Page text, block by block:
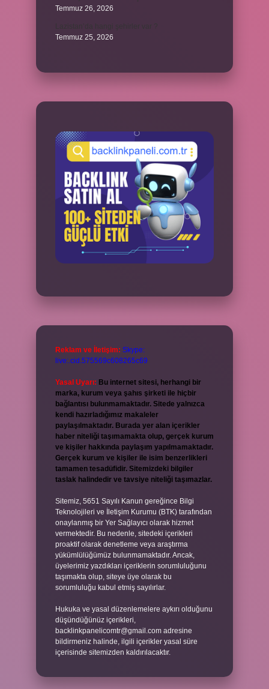
Temmuz 26, 2026
Temmuz 25, 2026
Reklam ve İletişim: Skype:
live:.cid.575569c608265c69
Yasal Uyarı: Bu internet sitesi, herhangi bir
marka, kurum veya şahıs şirketi ile hiçbir
bağlantısı bulunmamaktadır. Sitede yalnızca
kendi hazırladığımız makaleler
paylaşılmaktadır. Burada yer alan içerikler
haber niteliği taşımamakta olup, gerçek kurum
ve kişiler hakkında paylaşım yapılmamaktadır.
Gerçek kurum ve kişiler ile isim benzerlikleri
tamamen tesadüfidir. Sitemizdeki bilgiler
taslak halindedir ve tavsiye niteliği taşımazlar.
Sitemiz, 5651 Sayılı Kanun gereğince Bilgi
Teknolojileri ve İletişim Kurumu (BTK) tarafından
onaylanmış bir Yer Sağlayıcı olarak hizmet
vermektedir. Bu nedenle, sitedeki içerikleri
proaktif olarak denetleme veya araştırma
yükümlülüğümüz bulunmamaktadır. Ancak,
üyelerimiz yazdıkları içeriklerin sorumluluğunu
taşımakta olup, siteye üye olarak bu
sorumluluğu kabul etmiş sayılırlar.
Hukuka ve yasal düzenlemelere aykırı olduğunu
düşündüğünüz içerikleri,
backlinkpanelicomtr@gmail.com adresine
bildirmeniz halinde, ilgili içerikler yasal süre
içerisinde sitemizden kaldırılacaktır.